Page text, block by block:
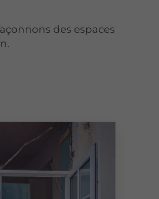
des espaces